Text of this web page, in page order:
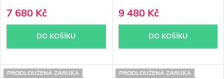
7 680 Kč
DO KOŠÍKU
9 480 Kč
DO KOŠÍKU
PRODLOUŽENÁ ZÁRUKA PRODLOUŽENÁ ZÁRUKA